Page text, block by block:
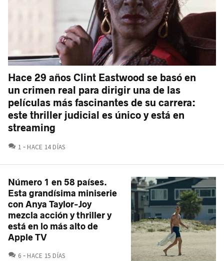
Hace 29 años Clint Eastwood se basó en
un crimen real para dirigir una de las
películas más fascinantes de su carrera:
este thriller judicial es único y está en
streaming
1 COMENTARIOS
HACE 14 DÍAS
Número 1 en 58 países.
Esta grandísima miniserie
con Anya Taylor-Joy
mezcla acción y thriller y
está en lo más alto de
Apple TV
6 COMENTARIOS
HACE 15 DÍAS